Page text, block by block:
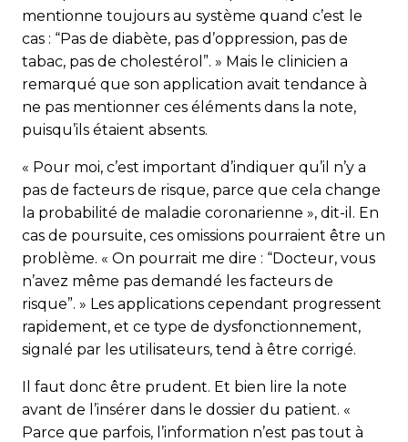
mentionne toujours au système quand c’est le
cas : “Pas de diabète, pas d’oppression, pas de
tabac, pas de cholestérol”. » Mais le clinicien a
remarqué que son application avait tendance à
ne pas mentionner ces éléments dans la note,
puisqu’ils étaient absents.
« Pour moi, c’est important d’indiquer qu’il n’y a
pas de facteurs de risque, parce que cela change
la probabilité de maladie coronarienne », dit-il. En
cas de poursuite, ces omissions pourraient être un
problème. « On pourrait me dire : “Docteur, vous
n’avez même pas demandé les facteurs de
risque”. » Les applications cependant progressent
rapidement, et ce type de dysfonctionnement,
signalé par les utilisateurs, tend à être corrigé.
Il faut donc être prudent. Et bien lire la note
avant de l’insérer dans le dossier du patient. «
Parce que parfois, l’information n’est pas tout à